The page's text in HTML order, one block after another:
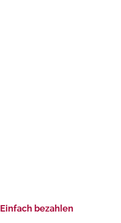
Einfach bezahlen